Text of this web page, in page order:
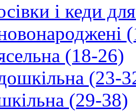
і кеди
(18-26)
(23-
(29-38)